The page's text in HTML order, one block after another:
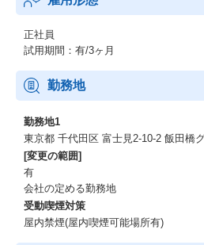
正社員
試用期間：有/3ヶ月
勤務地
勤務地1
東京都 千代田区 富士見2-10-2 飯田橋
[変更の範囲]
有
会社の定める勤務地
受動喫煙対策
屋内禁煙(屋内喫煙可能場所有)